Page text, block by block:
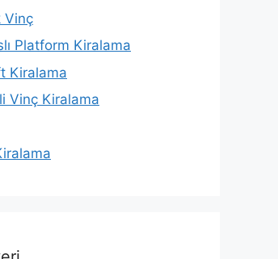
Vinç
Platform Kiralama
Kiralama
Vinç Kiralama